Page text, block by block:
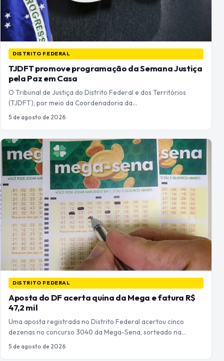
DISTRITO FEDERAL
TJDFT promove programação da Semana Justiça
pela Paz em Casa
O Tribunal de Justiça do Distrito Federal e dos Territórios
(TJDFT), por meio da Coordenadoria da…
5 de agosto de 2026
DISTRITO FEDERAL
Aposta do DF acerta quina da Mega e fatura R$
47,2 mil
Uma aposta registrada no Distrito Federal acertou cinco
dezenas no concurso 3040 da Mega-Sena, sorteado na…
5 de agosto de 2026